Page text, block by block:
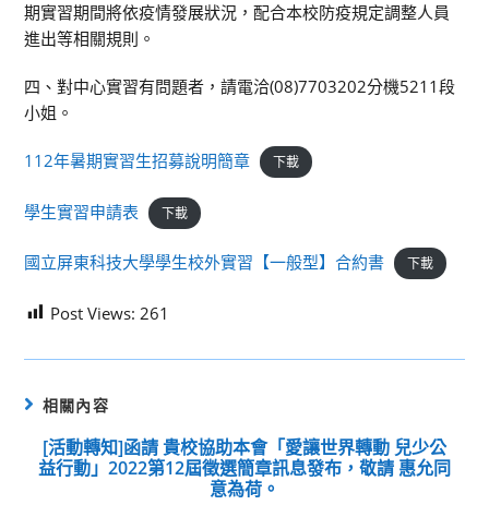
期實習期間將依疫情發展狀況，配合本校防疫規定調整人員
進出等相關規則。
四、對中心實習有問題者，請電洽(08)7703202分機5211段
小姐。
112年暑期實習生招募說明簡章 下載
學生實習申請表 下載
國立屏東科技大學學生校外實習【一般型】合約書 下載
Post Views: 261
相關內容
[活動轉知]函請 貴校協助本會「愛讓世界轉動 兒少公
益行動」2022第12屆徵選簡章訊息發布，敬請 惠允同
意為荷。